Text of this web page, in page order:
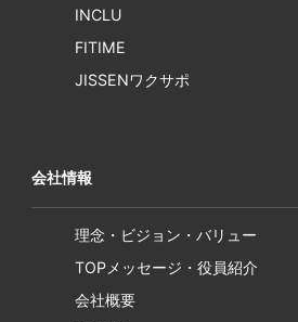
INCLU
FITIME
JISSENワクサポ
会社情報
理念・ビジョン・バリュー
TOPメッセージ・役員紹介
会社概要